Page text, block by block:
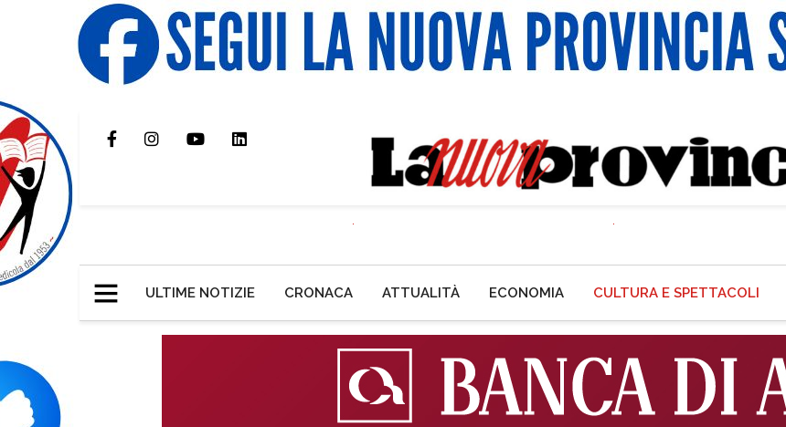
ULTIME NOTIZIE CRONACA ATTUALITÀ ECONOMIA CULTURA E SPETTACOLI